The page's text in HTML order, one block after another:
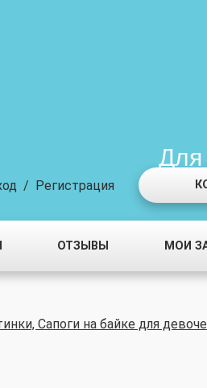
Для
/ Регистрация
ОТЗЫВЫ МОИ
Сапоги на байке для